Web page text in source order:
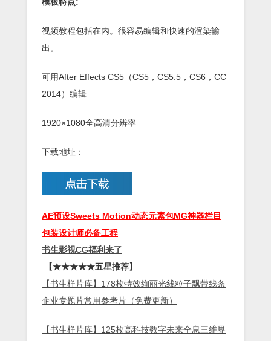
视频教程包括在内。 很容易编辑和快速的渲染输
出。
可用After Effects CS5 （CS5 ，CS5.5，CS6，CC
2014）编辑
1920×1080全高清分辨率
下载地址：
AE预设Sweets Motion动态元素包MG神器栏目
包装设计师必备工程
书生影视CG福利来了
【★★★★★五星推荐】
【书生样片库】178枚特效绚丽光线粒子飘带线条
企业专题片常用参考片（免费更新）
【书生样片库】125枚高科技数字未来全息三维界